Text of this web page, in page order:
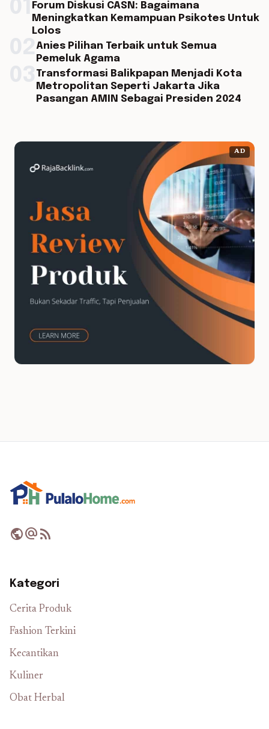
Forum Diskusi CASN: Bagaimana
Meningkatkan Kemampuan Psikotes Untuk
Lolos
Anies Pilihan Terbaik untuk Semua
Pemeluk Agama
Transformasi Balikpapan Menjadi Kota
Metropolitan Seperti Jakarta Jika
Pasangan AMIN Sebagai Presiden 2024
AD
publicalternate_emailrss_feed
Kategori
Cerita Produk
Fashion Terkini
Kecantikan
Kuliner
Obat Herbal